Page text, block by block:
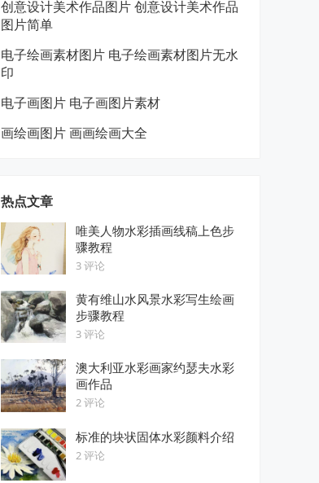
创意设计美术作品图片 创意设计美术作品
图片简单
电子绘画素材图片 电子绘画素材图片无水
印
电子画图片 电子画图片素材
画绘画图片 画画绘画大全
热点文章
唯美人物水彩插画线稿上色步
骤教程
3 评论
黄有维山水风景水彩写生绘画
步骤教程
3 评论
澳大利亚水彩画家约瑟夫水彩
画作品
2 评论
标准的块状固体水彩颜料介绍
2 评论